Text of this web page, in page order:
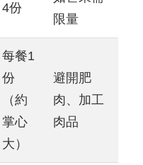
4份
限量
每餐1
份
（約
掌心
大）
避開肥
肉、加工
肉品